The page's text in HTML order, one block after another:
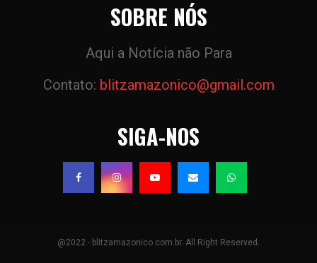
SOBRE NÓS
Aqui a Notícia não Para
Contato: blitzamazonico@gmail.com
SIGA-NOS
@2022 - blitzamazonico.com.br. All Right Reserved.